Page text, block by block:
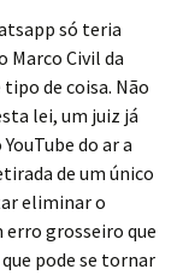
só teria
Marco Civil da
de coisa. Não
lei, um juiz já
do ar a
de um único
eliminar o
erro grosseiro que
pode se tornar